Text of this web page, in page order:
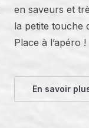
en saveurs et
la petite touche
Place à l’apéro !
En savoir